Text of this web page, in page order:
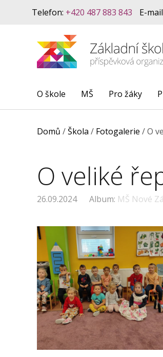
Telefon: +420 487 883 843 E-
O škole MŠ Pro žáky
Domů /Škola / Fotogalerie /O
O veliké
26.09.2024 Album: MŠ Nové